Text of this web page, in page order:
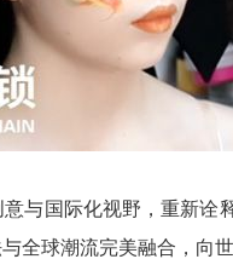
与国际化视野，重新诠
全球潮流完美融合，向